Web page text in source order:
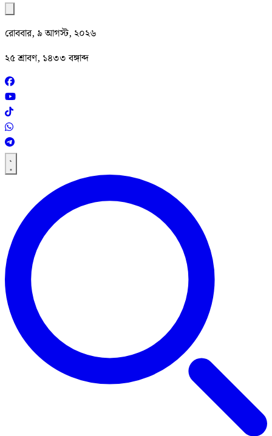
রোববার, ৯ আগস্ট, ২০২৬
২৫ শ্রাবণ, ১৪৩৩ বঙ্গাব্দ